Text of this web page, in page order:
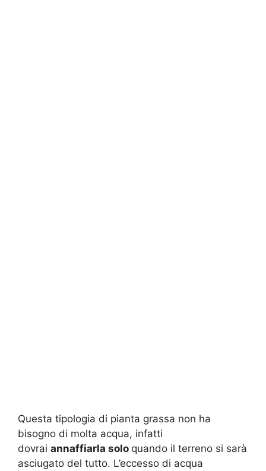
Questa tipologia di pianta grassa non ha
bisogno di molta acqua, infatti
dovrai annaffiarla solo quando il terreno si sarà
asciugato del tutto. L’eccesso di acqua